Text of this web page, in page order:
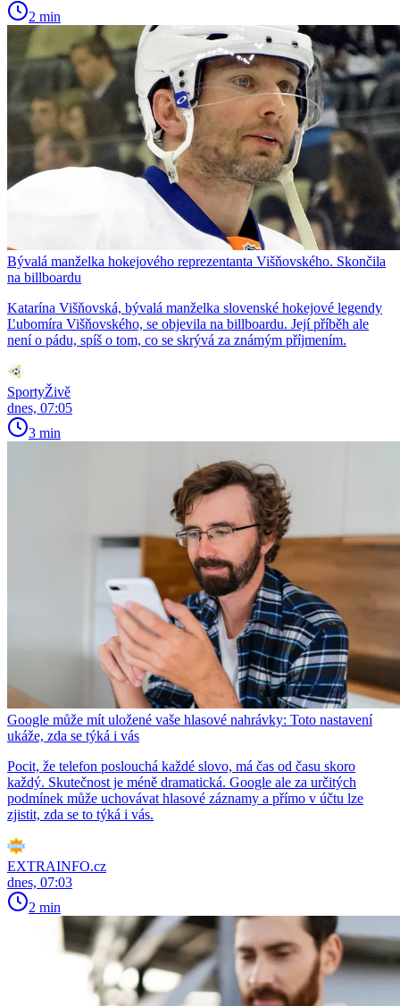
2 min
Bývalá manželka hokejového reprezentanta Višňovského. Skončila
na billboardu
Katarína Višňovská, bývalá manželka slovenské hokejové legendy
Ľubomíra Višňovského, se objevila na billboardu. Její příběh ale
není o pádu, spíš o tom, co se skrývá za známým příjmením.
SportyŽivě
dnes, 07:05
3 min
Google může mít uložené vaše hlasové nahrávky: Toto nastavení
ukáže, zda se týká i vás
Pocit, že telefon poslouchá každé slovo, má čas od času skoro
každý. Skutečnost je méně dramatická. Google ale za určitých
podmínek může uchovávat hlasové záznamy a přímo v účtu lze
zjistit, zda se to týká i vás.
EXTRAINFO.cz
dnes, 07:03
2 min